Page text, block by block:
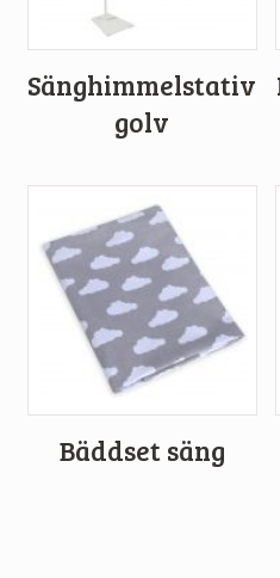
Sänghimmelstativ
golv
Bäddset säng